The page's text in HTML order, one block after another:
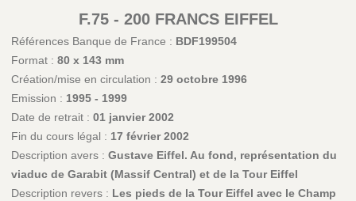
F.75 - 200 FRANCS EIFFEL
Références Banque de France : BDF199504
Format : 80 x 143 mm
Création/mise en circulation : 29 octobre 1996
Emission : 1995 - 1999
Date de retrait : 01 janvier 2002
Fin du cours légal : 17 février 2002
Description avers : Gustave Eiffel. Au fond, représentation du
viaduc de Garabit (Massif Central) et de la Tour Eiffel
Description revers : Les pieds de la Tour Eiffel avec le Champ